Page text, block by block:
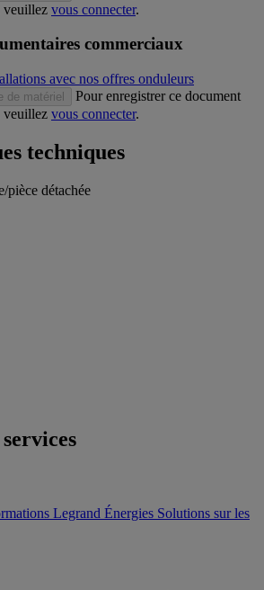
veuillez vous connecter.
commerciaux
avec nos offres onduleurs
de matériel
Pour enregistrer ce document
veuillez vous connecter.
techniques
pièce détachée
Legrand Énergies Solutions sur les